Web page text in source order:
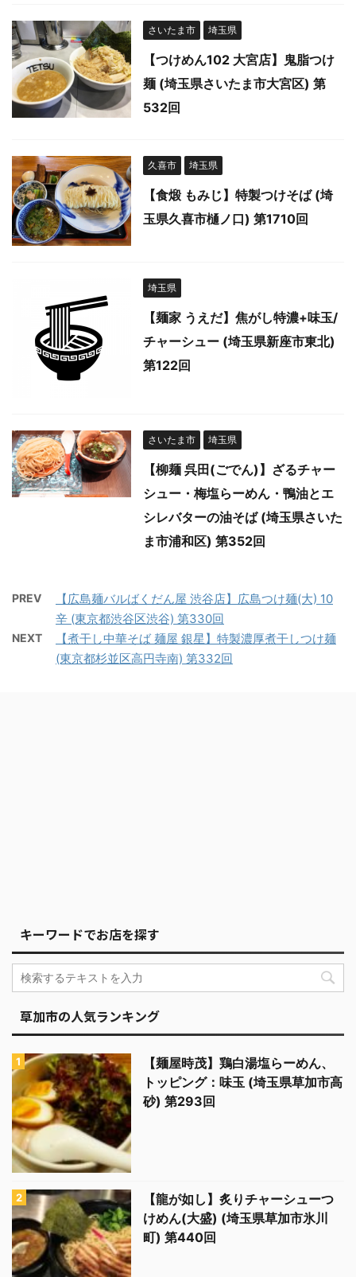
さいたま市 埼玉県
【つけめん102 大宮店】鬼脂つけ
麺 (埼玉県さいたま市大宮区) 第
532回
久喜市 埼玉県
【食煅 もみじ】特製つけそば (埼
玉県久喜市樋ノ口) 第1710回
埼玉県
【麺家 うえだ】焦がし特濃+味玉/
チャーシュー (埼玉県新座市東北)
第122回
さいたま市 埼玉県
【柳麺 呉田(ごでん)】ざるチャー
シュー・梅塩らーめん・鴨油とエ
シレバターの油そば (埼玉県さいた
ま市浦和区) 第352回
PREV
【広島麺バルばくだん屋 渋谷店】広島つけ麺(大) 10
辛 (東京都渋谷区渋谷) 第330回
NEXT
【煮干し中華そば 麺屋 銀星】特製濃厚煮干しつけ麺
(東京都杉並区高円寺南) 第332回
キーワードでお店を探す
草加市の人気ランキング
【麺屋時茂】鶏白湯塩らーめん、
トッピング：味玉 (埼玉県草加市高
砂) 第293回
【龍が如し】炙りチャーシューつ
けめん(大盛) (埼玉県草加市氷川
町) 第440回